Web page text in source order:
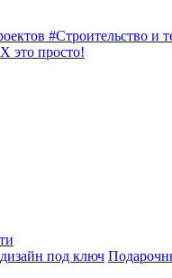
#Строительство и
это просто!
под ключ